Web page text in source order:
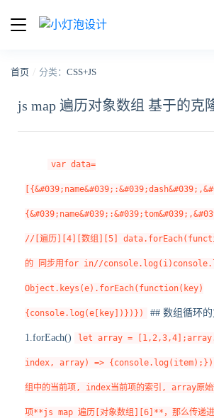
首页 分类： CSS+JS
js map 遍历对象数组 基于的克
var data=
//[遍历][4][数组][5]
的 同步用for in//
Object.keys(e).forEach(function(key)
{console.log(e[key])})}) ## 数组循环
1.forEach() let array =
index, array) =>
组中的当前项, index当前项的索引, array原
项**js map 遍历[对象数组][6]**，那么传递进